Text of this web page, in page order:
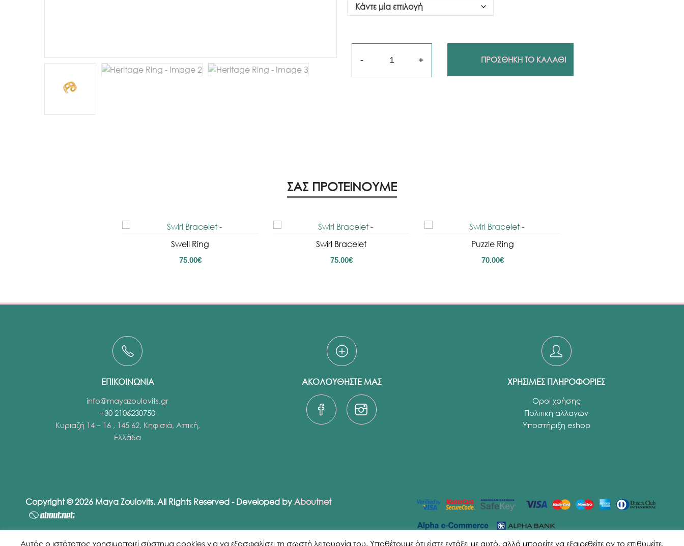
ΠΡΟΣΘΗΚΗ ΤΟ ΚΑΛΑΘΙ
ΣΑΣ ΠΡΟΤΕΙΝΟΥΜΕ
Swell Ring
75.00€
Swirl Bracelet
75.00€
Puzzle Ring
70.00€
ΕΠΙΚΟΙΝΩΝΙΑ
info@mayazoulovits.gr
+30 2106230750
Κυριαζή 14 – 16 , 145 62, Κηφισιά, Αττική,
Ελλάδα
ΑΚΟΛΟΥΘΗΣΤΕ ΜΑΣ ΧΡΗΣΙΜΕΣ ΠΛΗΡΟΦΟΡΙΕΣ
Οροί χρήσης
Πολιτική αλλαγών
Υποστήριξη eshop
Copyright © 2026 Maya Zoulovits. All Rights Reserved - Developed byAboutnet
Αυτός ο ιστότοπος χρησιμοποιεί σύστημα cookies για να εξασφαλίσει τη σωστή λειτουργία του. Υποθέτουμε ότι είστε εντάξει με αυτό, αλλά μπορείτε να εξαιρεθείτε αν το επιθυμείτε.